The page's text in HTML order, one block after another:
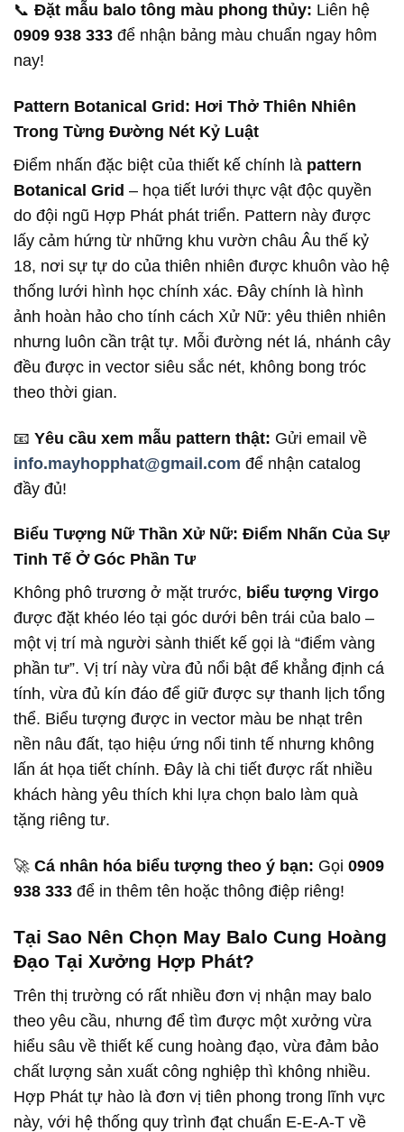
📞 Đặt mẫu balo tông màu phong thủy: Liên hệ
0909 938 333 để nhận bảng màu chuẩn ngay hôm
nay!
Pattern Botanical Grid: Hơi Thở Thiên Nhiên
Trong Từng Đường Nét Kỷ Luật
Điểm nhấn đặc biệt của thiết kế chính là pattern
Botanical Grid – họa tiết lưới thực vật độc quyền
do đội ngũ Hợp Phát phát triển. Pattern này được
lấy cảm hứng từ những khu vườn châu Âu thế kỷ
18, nơi sự tự do của thiên nhiên được khuôn vào hệ
thống lưới hình học chính xác. Đây chính là hình
ảnh hoàn hảo cho tính cách Xử Nữ: yêu thiên nhiên
nhưng luôn cần trật tự. Mỗi đường nét lá, nhánh cây
đều được in vector siêu sắc nét, không bong tróc
theo thời gian.
📧 Yêu cầu xem mẫu pattern thật: Gửi email về
info.mayhopphat@gmail.com để nhận catalog
đầy đủ!
Biểu Tượng Nữ Thần Xử Nữ: Điểm Nhấn Của Sự
Tinh Tế Ở Góc Phần Tư
Không phô trương ở mặt trước, biểu tượng Virgo
được đặt khéo léo tại góc dưới bên trái của balo –
một vị trí mà người sành thiết kế gọi là “điểm vàng
phần tư”. Vị trí này vừa đủ nổi bật để khẳng định cá
tính, vừa đủ kín đáo để giữ được sự thanh lịch tổng
thể. Biểu tượng được in vector màu be nhạt trên
nền nâu đất, tạo hiệu ứng nổi tinh tế nhưng không
lấn át họa tiết chính. Đây là chi tiết được rất nhiều
khách hàng yêu thích khi lựa chọn balo làm quà
tặng riêng tư.
🚀 Cá nhân hóa biểu tượng theo ý bạn: Gọi 0909
938 333 để in thêm tên hoặc thông điệp riêng!
Tại Sao Nên Chọn May Balo Cung Hoàng
Đạo Tại Xưởng Hợp Phát?
Trên thị trường có rất nhiều đơn vị nhận may balo
theo yêu cầu, nhưng để tìm được một xưởng vừa
hiểu sâu về thiết kế cung hoàng đạo, vừa đảm bảo
chất lượng sản xuất công nghiệp thì không nhiều.
Hợp Phát tự hào là đơn vị tiên phong trong lĩnh vực
này, với hệ thống quy trình đạt chuẩn E-E-A-T về